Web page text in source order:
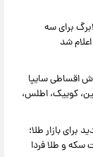
برای سه
شد
اقساطی سایپا
کوییک، اطلس،
اقساط بلندمدت +
برای بازار طلا؛
و طلا فردا